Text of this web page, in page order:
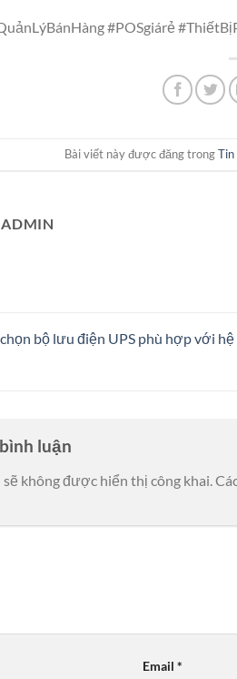
#POSgiárẻ
Bài viết này được đăng trong
ADMIN
bộ lưu điện UPS phù hợp với hệ
luận
sẽ không được hiển thị công khai.
Email *